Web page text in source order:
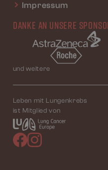
Impressum
DANKE AN UNSERE
und weitere
Leben mit Lungenkrebs
ist Mitglied von